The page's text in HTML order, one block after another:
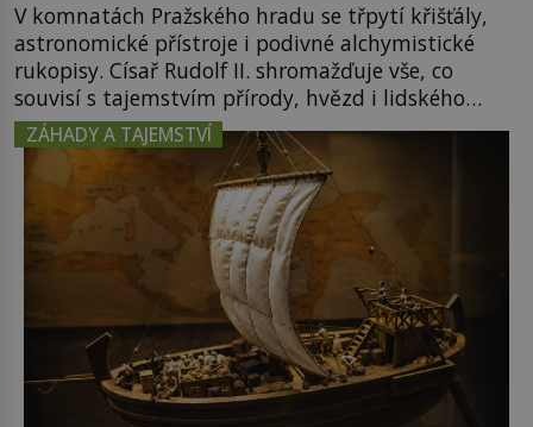
V komnatách Pražského hradu se třpytí křišťály,
astronomické přístroje i podivné alchymistické
rukopisy. Císař Rudolf II. shromažďuje vše, co
souvisí s tajemstvím přírody, hvězd i lidského
poznání. Jenže po jeho smrti se jeho slavné sbírky
začínají rozpadat a část z nich mizí navždy. Kdo
odnesl nejvzácnější knihy? A existují ještě někde
zapomenuté rukopisy, které nikdo […]
ZÁHADY A TAJEMSTVÍ